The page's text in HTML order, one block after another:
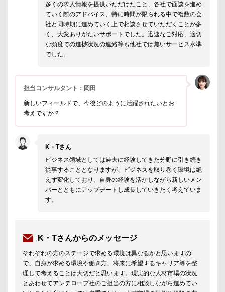
多くの求人情報を提供いただけたこと、各社で面談を進め
ていく際のアドバイス、特に時間が限られる中で複数の会
社と同時期に進めていく上で相談させていただくことが多
く、大変ありがたいサポートでした。迅速なご対応、適切
な頻度での進捗状況の連絡等も他社では無いサービス水準
でした。
担当コンサルタント：岡田
新しいフィールドで、今後どのように活躍されたいとお
考えですか？
K・Tさん
ビジネス領域としては過去に経験してきた分野に引き続き
従事することとなりますが、ビジネスを取り巻く環境は絶
えず変化しており、自身の経験を活かしながら新しいメン
バーとともにアップデートし成長していきたく考えていま
す。
K・Tさんからのメッセージ
それぞれの方のステージで求める環境は異なるかと思いますの
で、自身が求める環境や働き方、将来に希望するキャリア等を整
理して考えることは大切だと思います。現実的な人材市場の状況
とあわせてアンテロープ社のご担当の方に相談しながら進めてい